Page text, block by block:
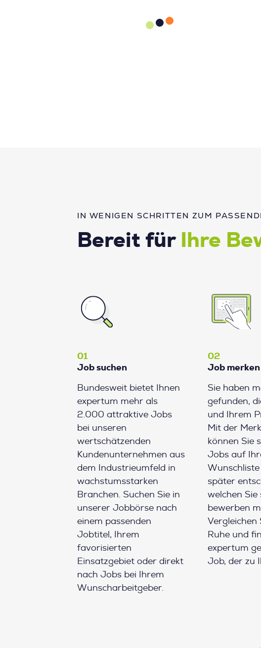
IN WENIGEN SCHRITTEN ZUM
Bereit für Ihre
01
Job suchen
Bundesweit bietet Ihnen
expertum mehr als
2.000 attraktive Jobs
bei unseren
wertschätzenden
Kundenunternehmen aus
dem Industrieumfeld in
wachstumsstarken
Branchen. Suchen Sie in
unserer Jobbörse nach
einem passenden
Jobtitel, Ihrem
favorisierten
Einsatzgebiet oder direkt
nach Jobs bei Ihrem
Wunscharbeitgeber.
02
Job merken
Sie haben
gefunden,
und Ihrem
Mit der
können Sie
Jobs auf
später
welchen Sie
bewerben
Vergleichen
Ruhe und
expertum
Job, der zu